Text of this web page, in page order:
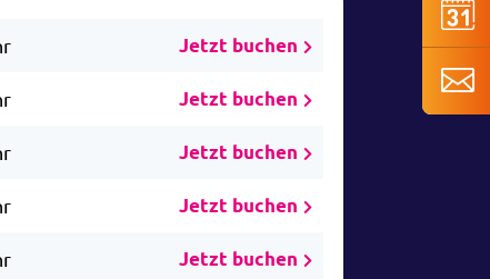
Jetzt buchen
Jetzt buchen
Jetzt buchen
Jetzt buchen
Jetzt buchen